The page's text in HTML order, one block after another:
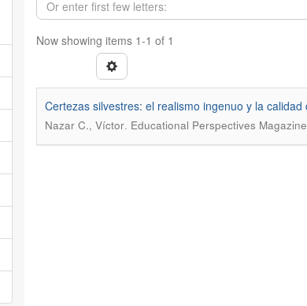
Now showing items 1-1 of 1
Certezas silvestres: el realismo ingenuo y la
Nazar C., Víctor. Educational Perspectives